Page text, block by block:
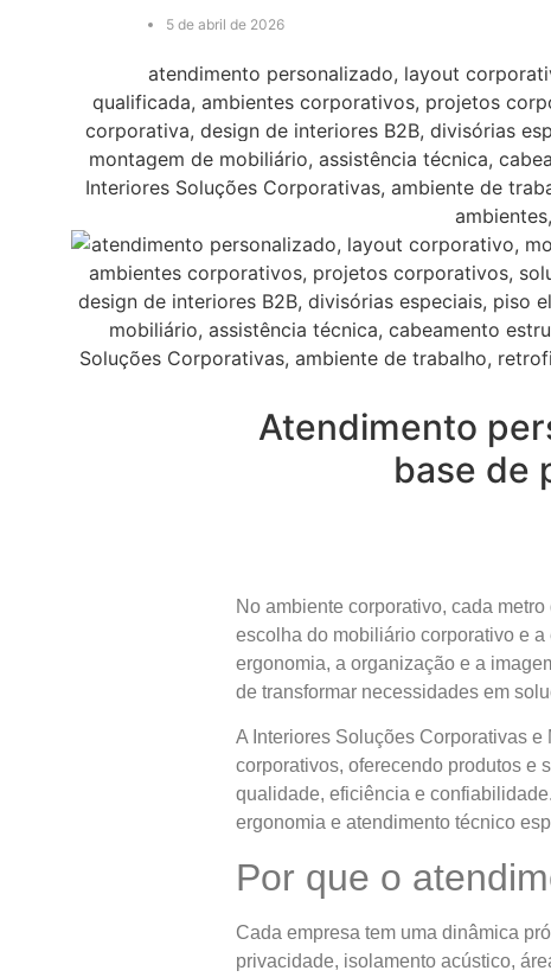
5 de abril de 2026
atendimento personalizado, layout
qualificada, ambientes corporativos, projetos
corporativa, design de interiores B2B, divisórias
montagem de mobiliário, assistência técnica,
Interiores Soluções Corporativas, ambiente de
ambientes,
Atendimento
base de
No ambiente corporativo, cada
escolha do mobiliário corporativo e
ergonomia, a organização e a
de transformar necessidades em
A Interiores Soluções Corporativas
corporativos, oferecendo produtos e
qualidade, eficiência e
ergonomia e atendimento técnico
Por que o
Cada empresa tem uma dinâmica
privacidade, isolamento acústico,